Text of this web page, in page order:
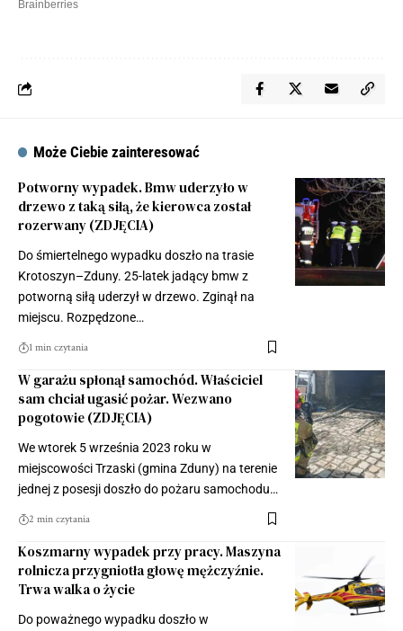
Może Ciebie zainteresować
Potworny wypadek. Bmw uderzyło w
drzewo z taką siłą, że kierowca został
rozerwany (ZDJĘCIA)
Do śmiertelnego wypadku doszło na trasie
Krotoszyn–Zduny. 25-latek jadący bmw z
potworną siłą uderzył w drzewo. Zginął na
miejscu. Rozpędzone…
1 min czytania
W garażu spłonął samochód. Właściciel
sam chciał ugasić pożar. Wezwano
pogotowie (ZDJĘCIA)
We wtorek 5 września 2023 roku w
miejscowości Trzaski (gmina Zduny) na terenie
jednej z posesji doszło do pożaru samochodu…
2 min czytania
Koszmarny wypadek przy pracy. Maszyna
rolnicza przygniotła głowę mężczyźnie.
Trwa walka o życie
Do poważnego wypadku doszło w